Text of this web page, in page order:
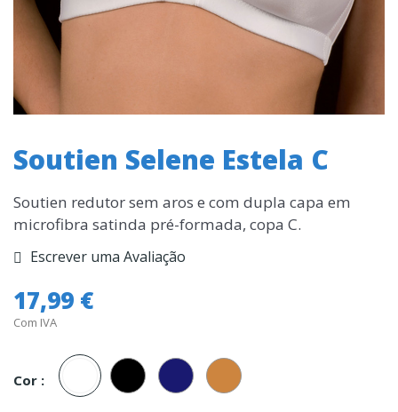
Soutien Selene Estela C
Soutien redutor sem aros e com dupla capa em
microfibra satinda pré-formada, copa C.
Escrever uma Avaliação
17,99 €
Com IVA
Cor :
Branco Preto Marinho